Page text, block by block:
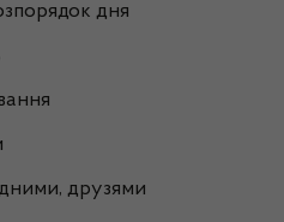
дня
друзями